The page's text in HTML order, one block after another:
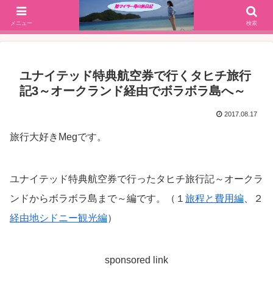
SFC修行(2016年解脱!)からJGC修行(2017年解脱)を決意、絶景や美味しいもの
大好きな働く陸マイラー母の旅行ブログ
ユナイテッド特典航空券で行くタヒチ旅行
記3～オークランド経由でボラボラ島へ～
2017.08.17
旅行大好きMegです。
ユナイテッド特典航空券で行ったタヒチ旅行記～オークラ
ンドからボラボラ島まで～編です。（１ 旅程と費用編 、２
経由地シドニー観光編）
sponsored link
メニュー 検索